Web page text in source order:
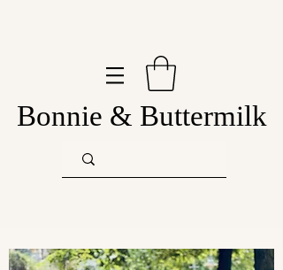
Bonnie & Buttermilk